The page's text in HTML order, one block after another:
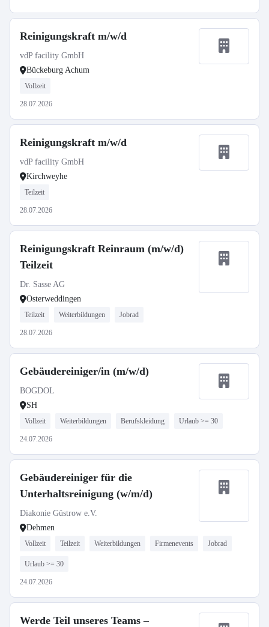
Reinigungskraft m/w/d
vdP facility GmbH
Bückeburg Achum
Vollzeit
28.07.2026
Reinigungskraft m/w/d
vdP facility GmbH
Kirchweyhe
Teilzeit
28.07.2026
Reinigungskraft Reinraum (m/w/d)
Teilzeit
Dr. Sasse AG
Osterweddingen
Teilzeit Weiterbildungen Jobrad
28.07.2026
Gebäudereiniger/in (m/w/d)
BOGDOL
SH
Vollzeit Weiterbildungen Berufskleidung Urlaub >= 30
24.07.2026
Gebäudereiniger für die
Unterhaltsreinigung (w/m/d)
Diakonie Güstrow e.V.
Dehmen
Vollzeit Teilzeit Weiterbildungen Firmenevents Jobrad
Urlaub >= 30
24.07.2026
Werde Teil unseres Teams –